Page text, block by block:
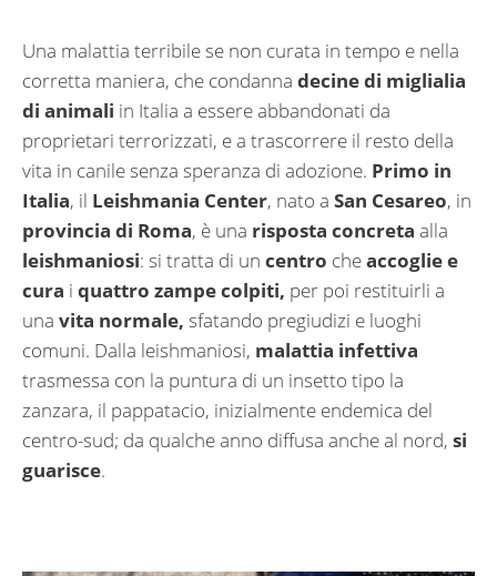
Una malattia terribile se non curata in tempo e nella
corretta maniera, che condanna decine di miglialia
di animali in Italia a essere abbandonati da
proprietari terrorizzati, e a trascorrere il resto della
vita in canile senza speranza di adozione. Primo in
Italia, il Leishmania Center, nato a San Cesareo, in
provincia di Roma, è una risposta concreta alla
leishmaniosi: si tratta di un centro cheaccoglie e
cura i quattro zampe colpiti, per poi restituirli a
una vita normale, sfatando pregiudizi e luoghi
comuni. Dalla leishmaniosi, malattia infettiva
trasmessa con la puntura di un insetto tipo la
zanzara, il pappatacio, inizialmente endemica del
centro-sud; da qualche anno diffusa anche al nord, si
guarisce.